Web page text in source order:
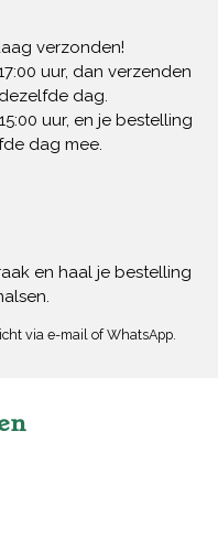
verzonden!
uur, dan verzenden
dag.
uur, en je bestelling
dag mee.
en haal je bestelling
via e-mail of WhatsApp.